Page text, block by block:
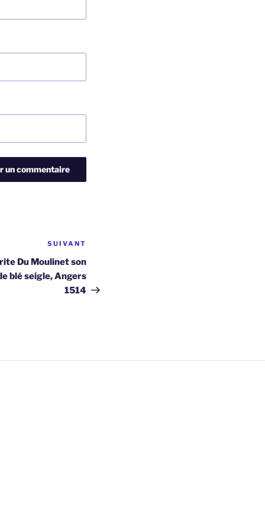
suivant
SUIVANT
Du Moulinet son
blé seigle, Angers
1514